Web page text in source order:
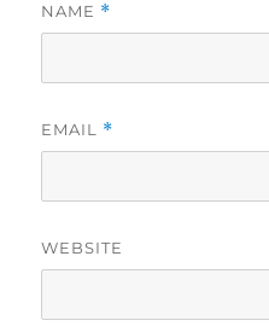
NAME *
EMAIL *
WEBSITE